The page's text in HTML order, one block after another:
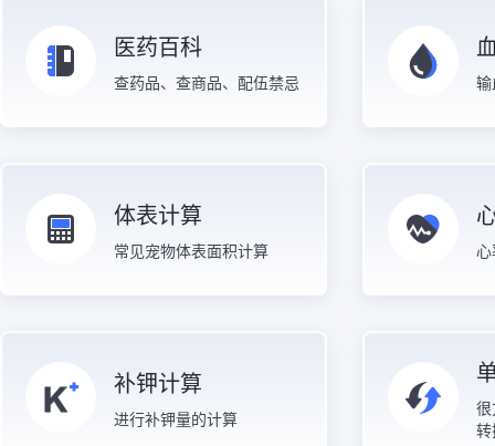
医药百科
查药品、查商品、配伍禁忌
体表计算
常见宠物体表面积计算
补钾计算
进行补钾量的计算